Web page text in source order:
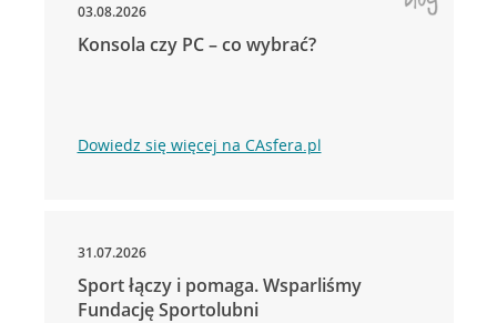
03.08.2026
Konsola czy PC – co wybrać?
Dowiedz się więcej na CAsfera.pl
31.07.2026
Sport łączy i pomaga. Wsparliśmy
Fundację Sportolubni